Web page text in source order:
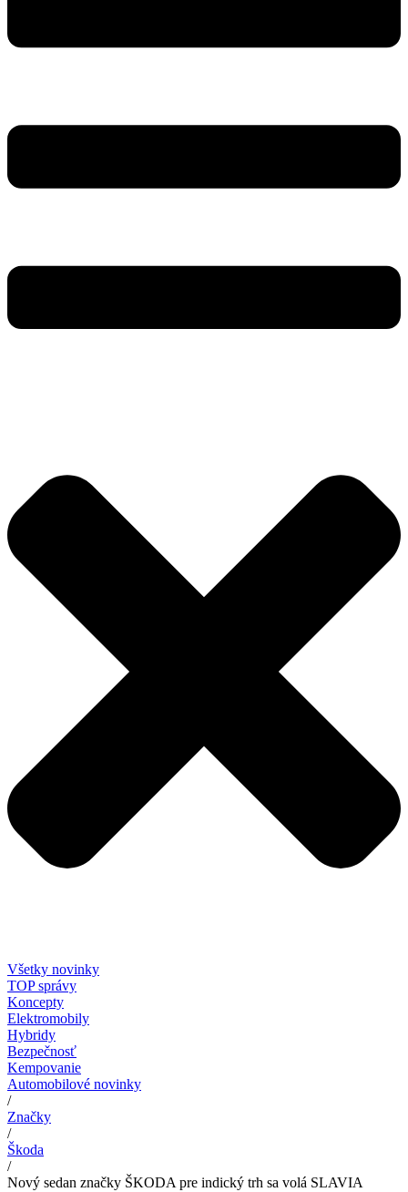
Všetky novinky
TOP správy
Koncepty
Elektromobily
Hybridy
Bezpečnosť
Kempovanie
Automobilové novinky
/
Značky
/
Škoda
/
Nový sedan značky ŠKODA pre indický trh sa volá SLAVIA